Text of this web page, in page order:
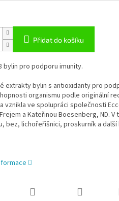
Přidat do košíku
bylin pro podporu imunity.
extrakty bylin s antioxidanty pro
organismu podle originální
vznikla ve spolupráci společnosti
a Kateřinou Boesenberg, ND.
bez, lichořeřišnici, proskurník a další